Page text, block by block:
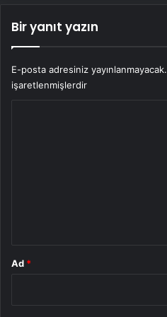
Bir yanıt yazın
E-posta adresiniz yayınlanmayacak.
işaretlenmişlerdir
Ad *